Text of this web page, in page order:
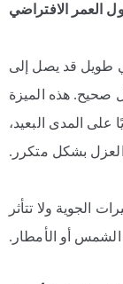
طويل قد يصل إلى
بشكل صحيح. هذه الميزة
على المدى البعيد،
العزل بشكل متكرر.
الجوية ولا تتأثر
أو الأمطار.